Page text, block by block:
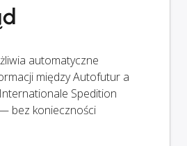
automatyczne
między Autofutur a
Spedition
bez konieczności